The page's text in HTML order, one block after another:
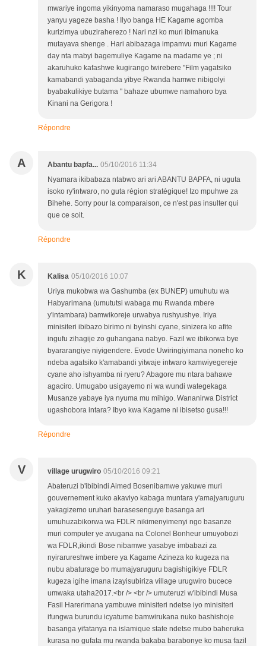
mwariye ingoma yikinyoma namaraso mugahaga !!!! Tour
yanyu yageze basha ! Ilyo banga HE Kagame agomba
kurizimya ubuziraherezo ! Nari nzi ko muri ibimanuka
mutayava shenge . Hari abibazaga impamvu muri Kagame
day nta mabyi bagemuliye Kagame na madame ye ; ni
akaruhuko kafashwe kugirango twirebere "Film yagatsiko
kamabandi yabaganda yibye Rwanda hamwe nibigolyi
byabakulikiye butama " bahaze ubumwe namahoro bya
Kinani na Gerigora !
Répondre
A Abantu bapfa... 05/10/2016 11:34
Nyamara ikibabaza ntabwo ari ari ABANTU BAPFA, ni uguta
isoko ry'intwaro, no guta région stratégique! Izo mpuhwe za
Bihehe. Sorry pour la comparaison, ce n'est pas insulter qui
que ce soit.
Répondre
K Kalisa 05/10/2016 10:07
Uriya mukobwa wa Gashumba (ex BUNEP) umuhutu wa
Habyarimana (umututsi wabaga mu Rwanda mbere
y'intambara) bamwikoreje urwabya rushyushye. Iriya
minisiteri ibibazo birimo ni byinshi cyane, sinizera ko afite
ingufu zihagije zo guhangana nabyo. Fazil we ibikorwa bye
byararangiye niyigendere. Evode Uwiringiyimana noneho ko
ndeba agatsiko k'amabandi yitwaje intwaro kamwiyegereje
cyane aho ishyamba ni ryeru? Abagore mu ntara bahawe
agaciro. Umugabo usigayemo ni wa wundi wategekaga
Musanze yabaye iya nyuma mu mihigo. Wananirwa District
ugashobora intara? Ibyo kwa Kagame ni ibisetso gusa!!!
Répondre
V village urugwiro 05/10/2016 09:21
Abateruzi b'ibibindi Aimed Bosenibamwe yakuwe muri
gouvernement kuko akaviyo kabaga muntara y'amajyaruguru
yakagizemo uruhari barasesenguye basanga ari
umuhuzabikorwa wa FDLR nikimenyimenyi ngo basanze
muri computer ye avugana na Colonel Bonheur umuyobozi
wa FDLR,ikindi Bose nibamwe yasabye imbabazi za
nyirarureshwe imbere ya Kagame Azineza ko kugeza na
nubu abaturage bo mumajyaruguru bagishigikiye FDLR
kugeza igihe imana izayisubiriza village urugwiro bucece
umwaka utaha2017.<br /> <br /> umuteruzi w'ibibindi Musa
Fasil Harerimana yambuwe minisiteri ndetse iyo minisiteri
ifungwa burundu icyatume bamwirukana nuko bashishoje
basanga yifatanya na islamique state ndetse mubo baheruka
kurasa no gufata mu rwanda bakaba barabonye ko musa fazil